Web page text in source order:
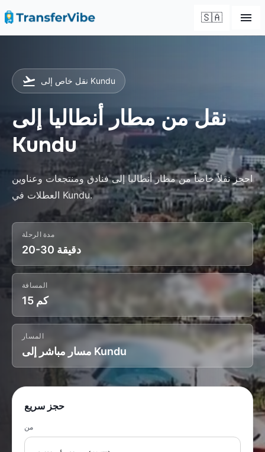
🇸🇦
نقل خاص إلى Kundu
نقل من مطار أنطاليا إلى
Kundu
احجز نقلاً خاصاً من مطار أنطاليا إلى فنادق ومنتجعات وعناوين
العطلات في Kundu.
مدة الرحلة
20-30 دقيقة
المسافة
15 كم
المسار
مسار مباشر إلى Kundu
حجز سريع
من